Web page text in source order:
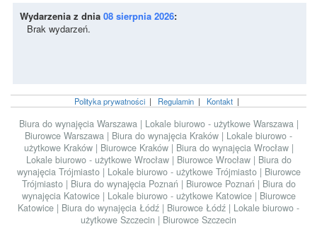
Wydarzenia z dnia 08 sierpnia 2026:
Brak wydarzeń.
Polityka prywatności| Regulamin| Kontakt|
Biura do wynajęcia Warszawa | Lokale biurowo - użytkowe Warszawa |
Biurowce Warszawa | Biura do wynajęcia Kraków | Lokale biurowo -
użytkowe Kraków | Biurowce Kraków | Biura do wynajęcia Wrocław |
Lokale biurowo - użytkowe Wrocław | Biurowce Wrocław | Biura do
wynajęcia Trójmiasto | Lokale biurowo - użytkowe Trójmiasto | Biurowce
Trójmiasto | Biura do wynajęcia Poznań | Biurowce Poznań | Biura do
wynajęcia Katowice | Lokale biurowo - użytkowe Katowice | Biurowce
Katowice | Biura do wynajęcia Łódź | Biurowce Łódź | Lokale biurowo -
użytkowe Szczecin | Biurowce Szczecin